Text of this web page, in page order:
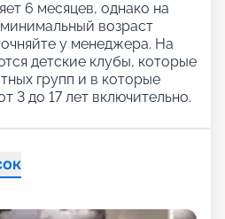
6 месяцев, однако на
возраст
у менеджера. На
детские клубы, которые
групп и в которые
3 до 17 лет включительно.